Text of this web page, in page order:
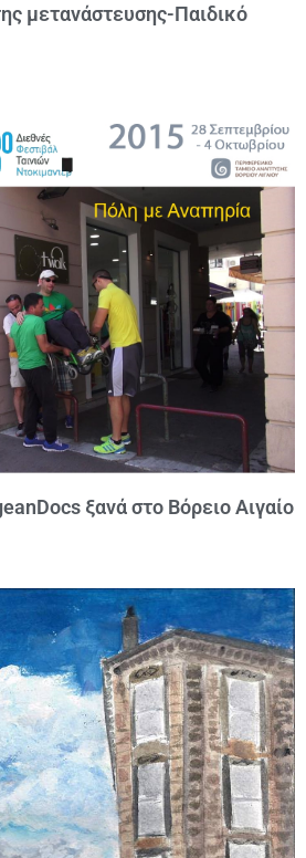
μετανάστευσης-Παιδικό
ξανά στο Βόρειο Αιγαίο